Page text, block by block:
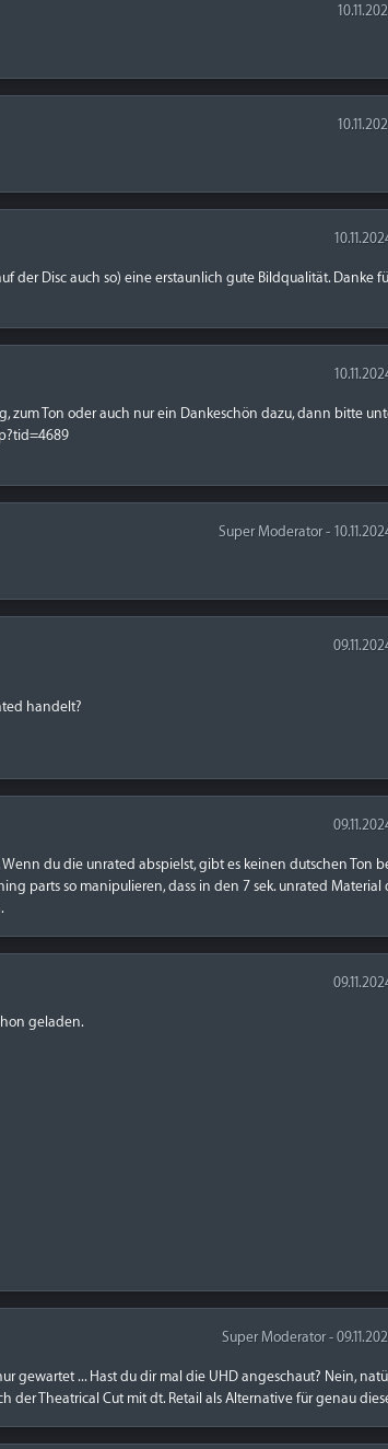
der Disc auch so) eine erstaunlich gute Bildqualität. Danke
zum Ton oder auch nur ein Dankeschön dazu, dann bitte
Super Moderator -
handelt?
du die unrated abspielst, gibt es keinen dutschen Ton
parts so manipulieren, dass in den 7 sek. unrated Material
geladen.
Super Moderator -
gewartet ... Hast du dir mal die UHD angeschaut? Nein,
der Theatrical Cut mit dt. Retail als Alternative für genau